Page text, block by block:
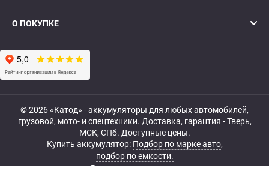
О ПОКУПКЕ
© 2026 «Катод» - аккумуляторы для любых автомобилей,
грузовой, мото- и спецтехники. Доставка, гарантия - Тверь,
МСК, СПб. Доступные цены.
Купить аккумулятор: Подбор по марке авто,
подбор по емкости.
Все права защищены.